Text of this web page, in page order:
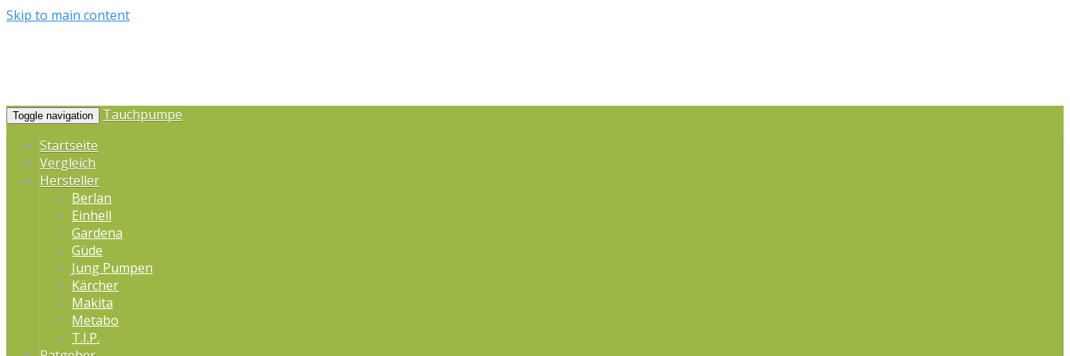
Skip to main content
Toggle navigation
Tauchpumpe
Startseite
Vergleich
Hersteller
Berlan
Einhell
Gardena
Güde
Jung Pumpen
Kärcher
Makita
Metabo
T.I.P.